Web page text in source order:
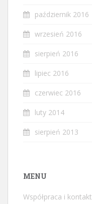
październik 2016
wrzesień 2016
sierpień 2016
lipiec 2016
czerwiec 2016
luty 2014
sierpień 2013
MENU
Współpraca i kontakt